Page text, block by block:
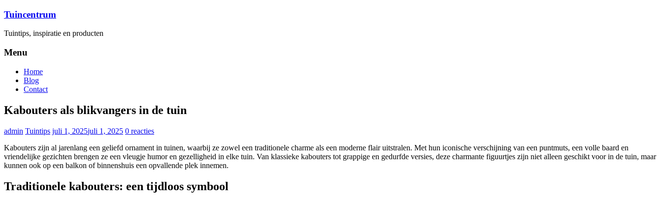
Ga
inhoud
Tuincentrum
Tuintips, inspiratie en producten
Menu
Home
Blog
Contact
Kabouters als blikvangers in de tuin
admin Tuintips juli 1, 2025juli 1, 2025 0 reacties
Kabouters zijn al jarenlang een geliefd ornament in tuinen, waarbij ze zowel een traditionele charme als een moderne flair uitstralen. Met hun iconische verschijning van een puntmuts, een volle baard en
vriendelijke gezichten brengen ze een vleugje humor en gezelligheid in elke tuin. Van klassieke kabouters tot grappige en gedurfde versies, deze charmante figuurtjes zijn niet alleen geschikt voor in de tuin, maar
kunnen ook op een balkon of binnenshuis een opvallende plek innemen.
Traditionele kabouters: een tijdloos symbool